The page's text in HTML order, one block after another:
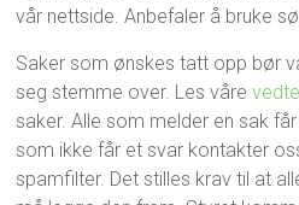
vår nettside. Anbefaler å bruke
Saker som ønskes tatt opp bør
seg stemme over. Les våre
saker. Alle som melder en sak
som ikke får et svar kontakter
spamfilter. Det stilles krav til at